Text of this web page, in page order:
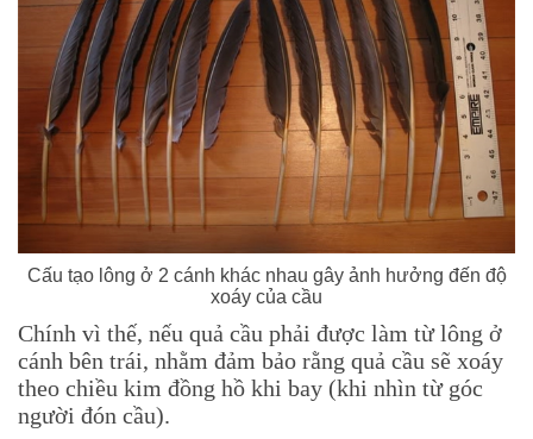
Cấu tạo lông ở 2 cánh khác nhau gây ảnh hưởng đến độ
xoáy của cầu
Chính vì thế, nếu quả cầu phải được làm từ lông ở
cánh bên trái, nhằm đảm bảo rằng quả cầu sẽ xoáy
theo chiều kim đồng hồ khi bay (khi nhìn từ góc
người đón cầu).